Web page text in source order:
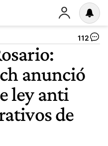
112
anunció
ley anti
de